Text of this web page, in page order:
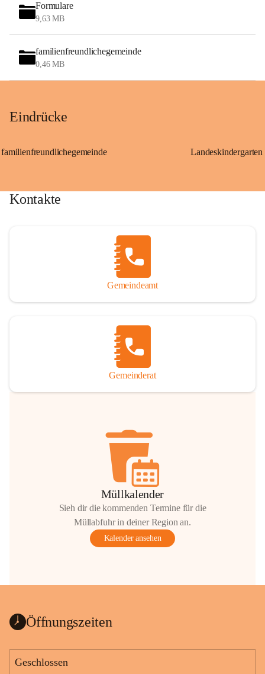
Formulare
9,63 MB
familienfreundlichegemeinde
0,46 MB
Eindrücke
familienfreundlichegemeinde
Kontakte
Gemeindeamt
Gemeinderat
Müllkalender
Sieh dir die kommenden Termine für die
Müllabfuhr in deiner Region an.
Kalender ansehen
Öffnungszeiten
Geschlossen